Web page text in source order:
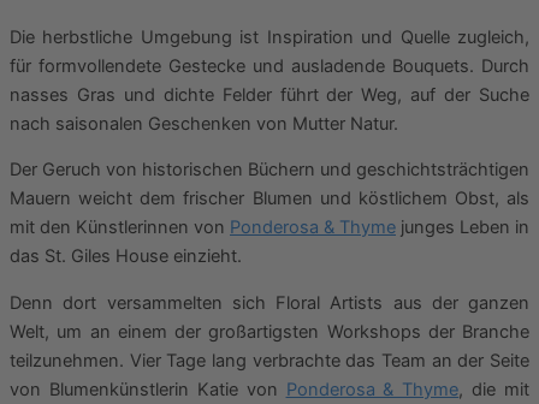
Die herbstliche Umgebung ist Inspiration und Quelle zugleich,
für formvollendete Gestecke und ausladende Bouquets. Durch
nasses Gras und dichte Felder führt der Weg, auf der Suche
nach saisonalen Geschenken von Mutter Natur.
Der Geruch von historischen Büchern und geschichtsträchtigen
Mauern weicht dem frischer Blumen und köstlichem Obst, als
mit den Künstlerinnen von Ponderosa & Thyme junges Leben in
das St. Giles House einzieht.
Denn dort versammelten sich Floral Artists aus der ganzen
Welt, um an einem der großartigsten Workshops der Branche
teilzunehmen. Vier Tage lang verbrachte das Team an der Seite
von Blumenkünstlerin Katie von Ponderosa & Thyme, die mit